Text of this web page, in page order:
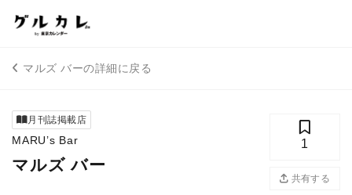
マルズ バーの詳細に戻る
月刊誌掲載店
MARU’s Bar
マルズ バー
1
共有する